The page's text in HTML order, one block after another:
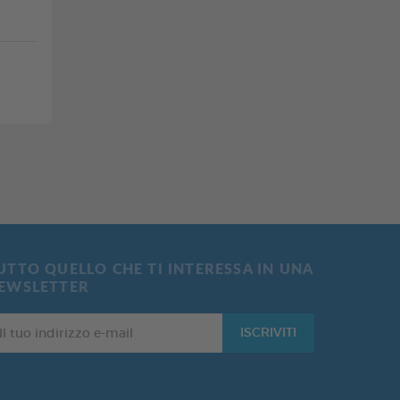
QUELLO CHE TI INTERESSA IN UNA
ISCRIVITI